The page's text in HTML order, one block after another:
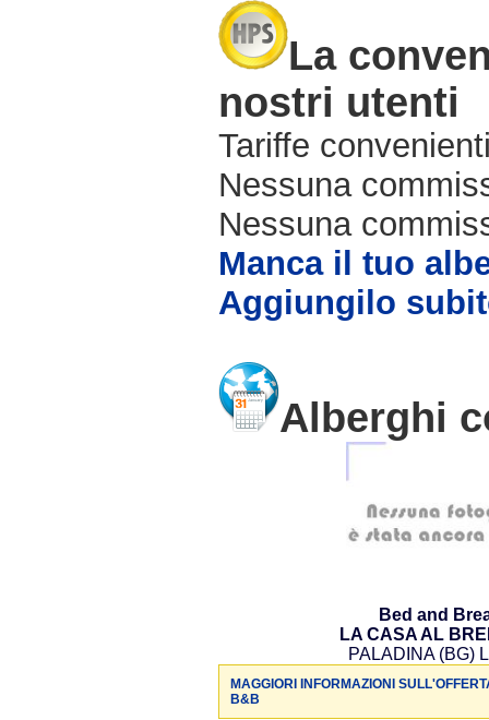
La
nostri utenti
Tariffe
Nessuna
Nessuna
Manca il tuo
Aggiungilo
Alberghi
Bed and
LA CASA AL
PALADINA (BG)
MAGGIORI INFORMAZIONI
B&B